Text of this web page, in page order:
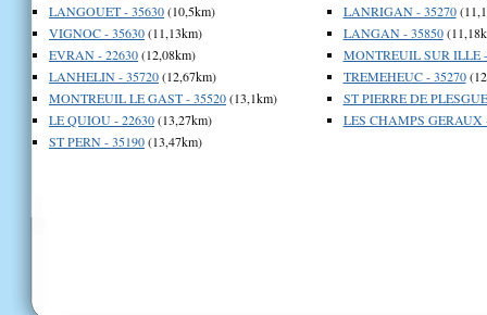
LANGOUET - 35630(10,5km)
VIGNOC - 35630(11,13km)
EVRAN - 22630(12,08km)
LANHELIN - 35720(12,67km)
MONTREUIL LE GAST - 35520(13,1km)
LE QUIOU - 22630(13,27km)
ST PERN - 35190(13,47km)
LANRIGAN - 35270
LANGAN - 35850
MONTREUIL SUR ILLE
TREMEHEUC - 35270
ST PIERRE DE
LES CHAMPS GERAUX